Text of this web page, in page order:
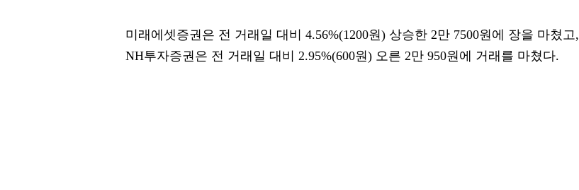
미래에셋증권은 전 거래일 대비 4.56%(1200원) 상승한 2만 7500원에 장을 마쳤고,
NH투자증권은 전 거래일 대비 2.95%(600원) 오른 2만 950원에 거래를 마쳤다.